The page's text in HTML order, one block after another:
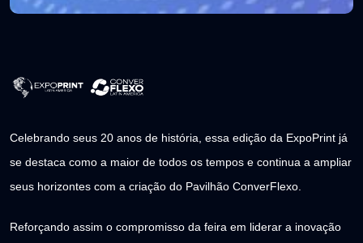
Celebrando seus 20 anos de história, essa edição da ExpoPrint já
se destaca como a maior de todos os tempos e continua a ampliar
seus horizontes com a criação do Pavilhão ConverFlexo.
Reforçando assim o compromisso da feira em liderar a inovação